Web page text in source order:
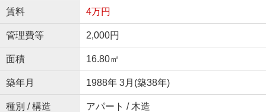
賃料 4万円
管理費等 2,000円
面積 16.80㎡
築年月 1988年 3月(築38年)
種別 / 構造 アパート / 木造